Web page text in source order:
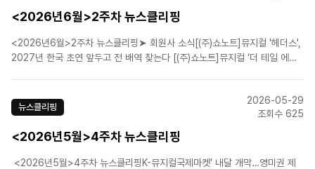
<2026년6월>2주차 뉴스클리핑
<2026년6월>2주차 뉴스클리핑➤ 회원사 소식[(주)쇼노트]뮤지컬 '헤더스',
2027년 한국 초연 앞두고 전 배역 찾는다 [(주)쇼노트]뮤지컬 ‘더 테일 에이
뉴스클리핑
2026-05-29
조회수 625
<2026년5월>4주차 뉴스클리핑
<2026년5월>4주차 뉴스클리핑K-뮤지컬국제마켓' 내달 개막…영미권 제